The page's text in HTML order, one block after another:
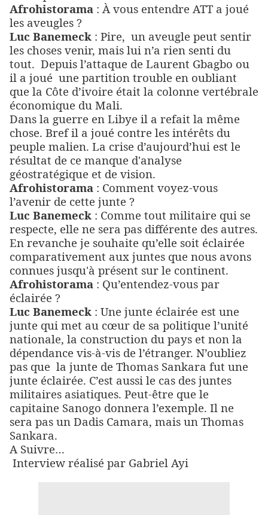
Afrohistorama : À vous entendre ATT a joué
les aveugles ?
Luc Banemeck : Pire, un aveugle peut sentir
les choses venir, mais lui n’a rien senti du
tout. Depuis l’attaque de Laurent Gbagbo ou
il a joué une partition trouble en oubliant
que la Côte d’ivoire était la colonne vertébrale
économique du Mali.
Dans la guerre en Libye il a refait la même
chose. Bref il a joué contre les intérêts du
peuple malien. La crise d’aujourd’hui est le
résultat de ce manque d'analyse
géostratégique et de vision.
Afrohistorama : Comment voyez-vous
l’avenir de cette junte ?
Luc Banemeck : Comme tout militaire qui se
respecte, elle ne sera pas différente des autres.
En revanche je souhaite qu’elle soit éclairée
comparativement aux juntes que nous avons
connues jusqu'à présent sur le continent.
Afrohistorama : Qu’entendez-vous par
éclairée ?
Luc Banemeck : Une junte éclairée est une
junte qui met au cœur de sa politique l’unité
nationale, la construction du pays et non la
dépendance vis-à-vis de l’étranger. N’oubliez
pas que la junte de Thomas Sankara fut une
junte éclairée. C’est aussi le cas des juntes
militaires asiatiques. Peut-être que le
capitaine Sanogo donnera l’exemple. Il ne
sera pas un Dadis Camara, mais un Thomas
Sankara.
A Suivre…
Interview réalisé par Gabriel Ayi